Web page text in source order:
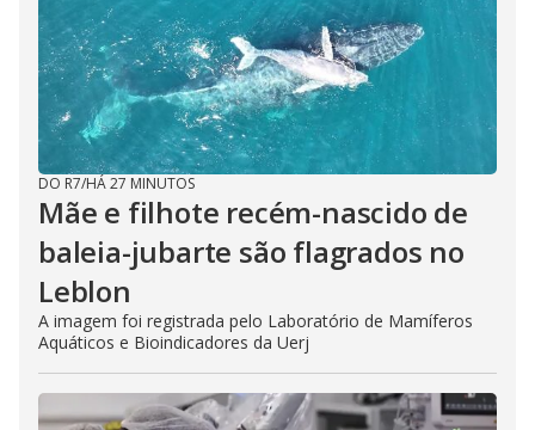
DO R7/HÁ 27 MINUTOS
Mãe e filhote recém-nascido de
baleia-jubarte são flagrados no
Leblon
A imagem foi registrada pelo Laboratório de Mamíferos
Aquáticos e Bioindicadores da Uerj